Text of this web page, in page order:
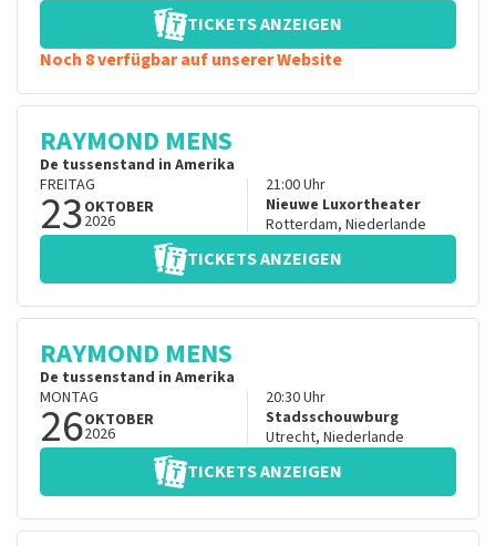
TICKETS ANZEIGEN
Noch 8 verfügbar auf unserer Website
RAYMOND MENS
De tussenstand in Amerika
FREITAG
23OKTOBER
2026
21:00Uhr
Nieuwe Luxortheater
Rotterdam, Niederlande
TICKETS ANZEIGEN
RAYMOND MENS
De tussenstand in Amerika
MONTAG
26OKTOBER
2026
20:30Uhr
Stadsschouwburg
Utrecht, Niederlande
TICKETS ANZEIGEN